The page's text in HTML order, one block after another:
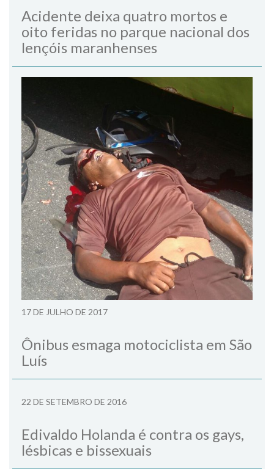
Acidente deixa quatro mortos e
oito feridas no parque nacional dos
lençóis maranhenses
17 DE JULHO DE 2017
Ônibus esmaga motociclista em São
Luís
22 DE SETEMBRO DE 2016
Edivaldo Holanda é contra os gays,
lésbicas e bissexuais